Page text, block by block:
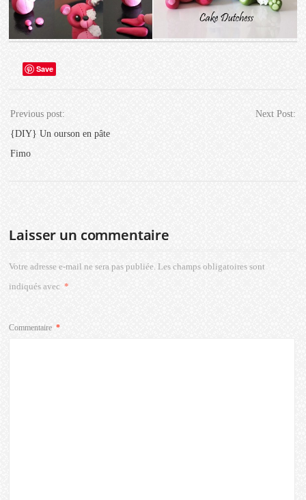
Save
Previous post:
{DIY} Un ourson en pâte
Fimo
Next Post:
Laisser un commentaire
Votre adresse e-mail ne sera pas publiée. Les champs obligatoires sont
indiqués avec *
Commentaire *